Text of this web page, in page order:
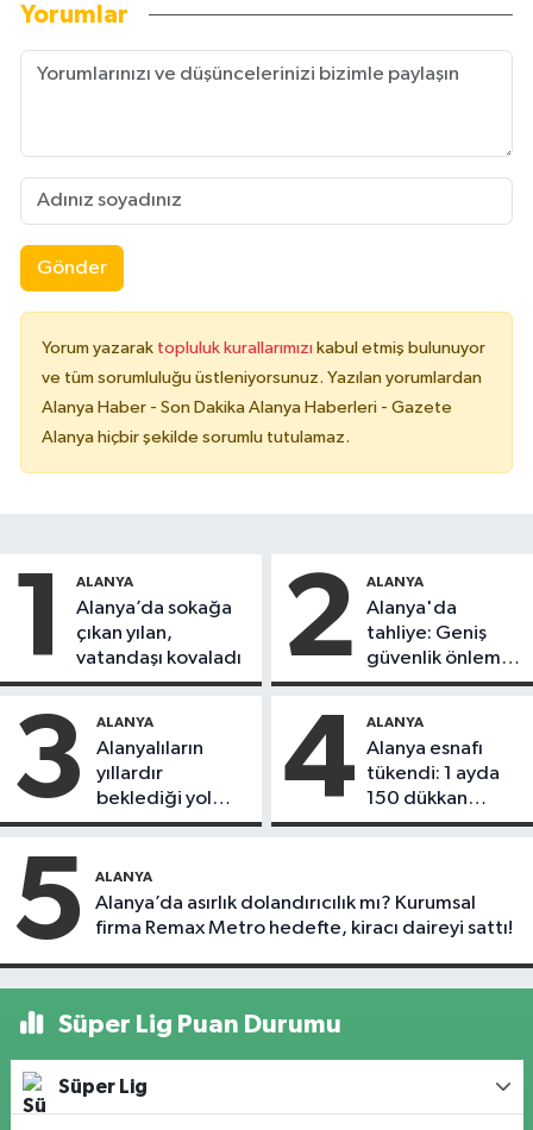
Yorumlar
Gönder
Yorum yazarak topluluk kurallarımızı kabul etmiş bulunuyor
ve tüm sorumluluğu üstleniyorsunuz. Yazılan yorumlardan
Alanya Haber - Son Dakika Alanya Haberleri - Gazete
Alanya hiçbir şekilde sorumlu tutulamaz.
1 ALANYA
Alanya’da sokağa
çıkan yılan,
vatandaşı kovaladı
2 ALANYA
Alanya'da
tahliye: Geniş
güvenlik önlemi
alındı
3 ALANYA
Alanyalıların
yıllardır
beklediği yol
askıdan döndü
4 ALANYA
Alanya esnafı
tükendi: 1 ayda
150 dükkan
kapandı
5 ALANYA
Alanya’da asırlık dolandırıcılık mı? Kurumsal
firma Remax Metro hedefte, kiracı daireyi sattı!
Süper Lig Puan Durumu
Süper Lig